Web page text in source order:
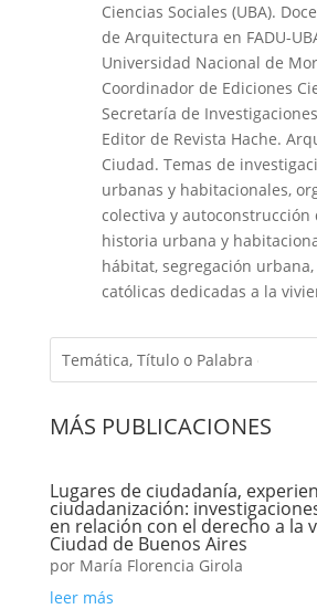
Ciencias Sociales (UBA).
de Arquitectura en FADU-
Universidad Nacional de
Coordinador de Ediciones
Secretaría de Investigaciones
Editor de Revista Hache.
Ciudad. Temas de
urbanas y habitacionales,
colectiva y autoconstrucción
historia urbana y
hábitat, segregación
católicas dedicadas a la
MÁS PUBLICACIONES
Lugares de ciudadanía,
ciudadanización:
en relación con el derecho a la
Ciudad de Buenos Aires
por María Florencia Girola
leer más